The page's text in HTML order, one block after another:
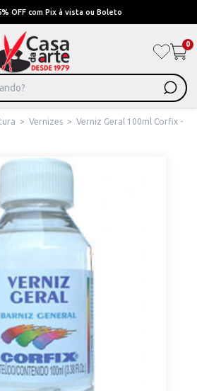
OFF com Pix à vista ou Boleto
0
> Vernizes > Verniz Geral 100ml Corfix -